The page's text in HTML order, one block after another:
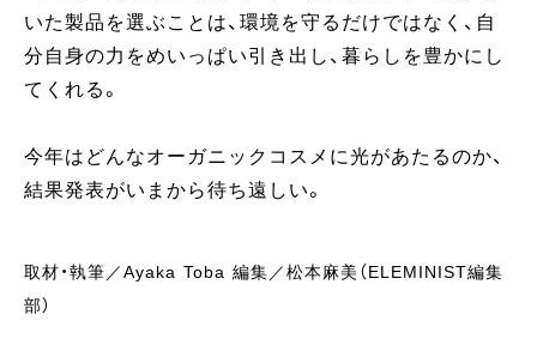
いた製品を選ぶことは、環境を守るだけではなく、自
分自身の力をめいっぱい引き出し、暮らしを豊かにし
てくれる。
今年はどんなオーガニックコスメに光があたるのか、
結果発表がいまから待ち遠しい。
取材・執筆／Ayaka Toba 編集／松本麻美（ELEMINIST編集
部）